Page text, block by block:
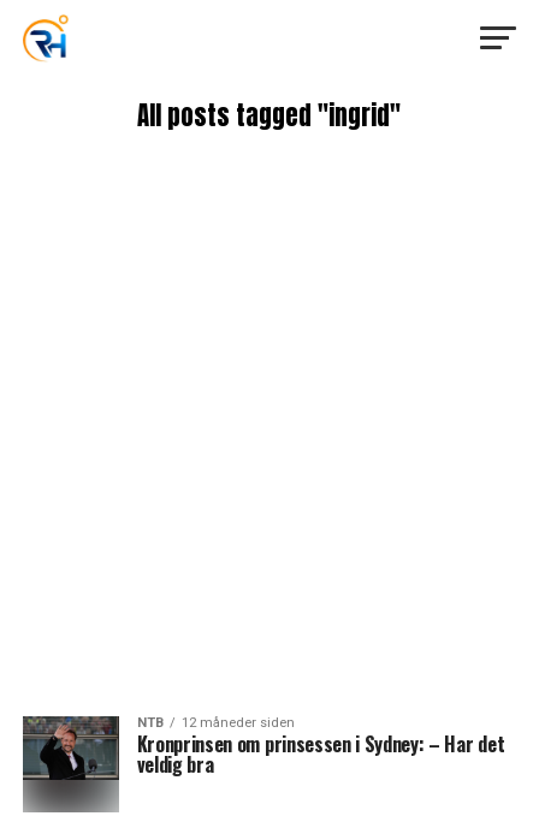
All posts tagged "ingrid"
NTB 12 måneder siden
Kronprinsen om prinsessen i Sydney: – Har det
veldig bra